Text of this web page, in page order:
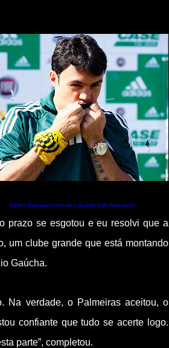
Kleber disse que entre ele e Grêmio tudo ficou certo.
prazo se esgotou e eu resolvi que a
um clube grande que está montando
Gaúcha.
Na verdade, o Palmeiras aceitou, o
confiante que tudo se acerte logo.
parte”, completou.